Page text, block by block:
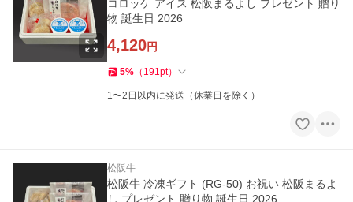
コロッケ アイス 松阪まるよし プレゼント 贈り
物 誕生日 2026
4,120円
5% （ 191pt）
1〜2日以内に発送（休業日を除く）
松阪牛
松阪牛 冷凍ギフト (RG-50) お祝い 松阪まるよ
し プレゼント 贈り物 誕生日 2026